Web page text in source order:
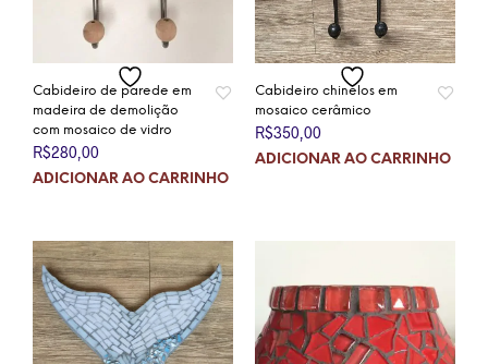
Cabideiro de parede em
madeira de demolição
com mosaico de vidro
R$280,00
ADICIONAR AO CARRINHO
Cabideiro chinelos em
mosaico cerâmico
R$350,00
ADICIONAR AO CARRINHO